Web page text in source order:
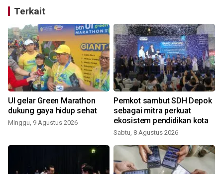
Terkait
UI gelar Green Marathon
dukung gaya hidup sehat
Minggu, 9 Agustus 2026
Pemkot sambut SDH Depok
sebagai mitra perkuat
ekosistem pendidikan kota
Sabtu, 8 Agustus 2026